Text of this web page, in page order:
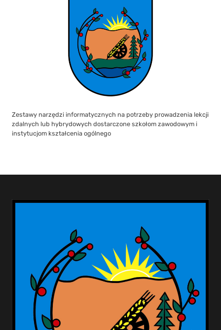
Zestawy narzędzi informatycznych na potrzeby prowadzenia lekcji
zdalnych lub hybrydowych dostarczone szkołom zawodowym i
instytucjom kształcenia ogólnego